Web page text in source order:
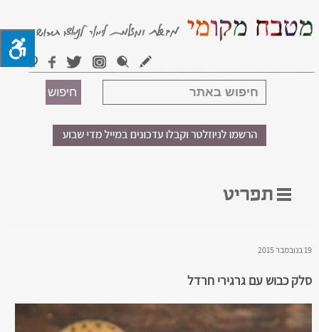
19 בנובמבר 2015
סלק כבוש עם גרגירי חרדל